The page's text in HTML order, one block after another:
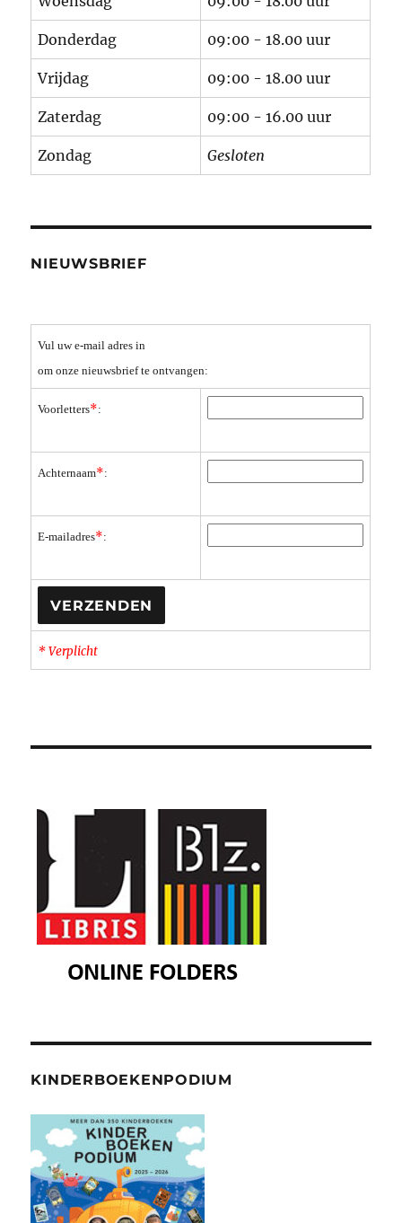
Donderdag 09:00 - 18.00 uur
Vrijdag 09:00 - 18.00 uur
Zaterdag 09:00 - 16.00 uur
Zondag Gesloten
NIEUWSBRIEF
Vul uw e-mail adres in
om onze nieuwsbrief te ontvangen:
Voorletters*:
Achternaam*:
E-mailadres*:
* Verplicht
KINDERBOEKENPODIUM